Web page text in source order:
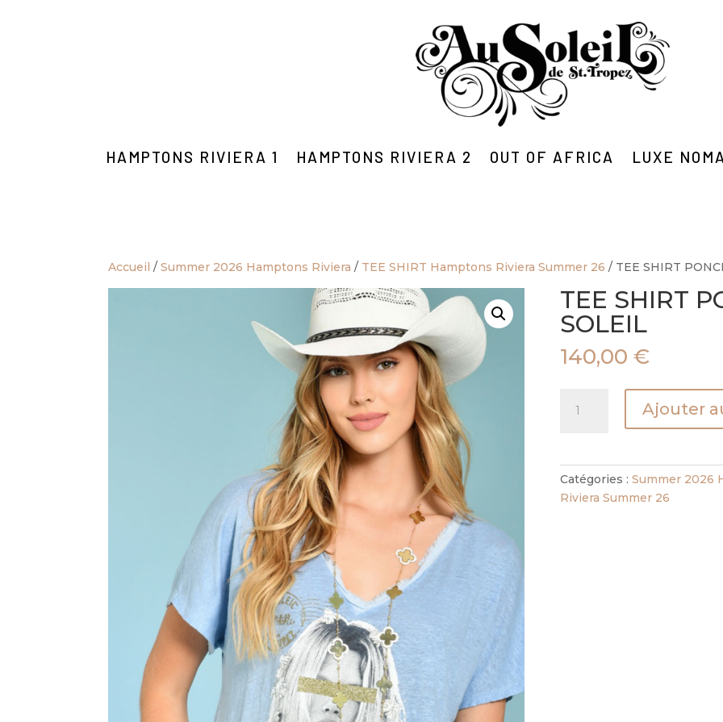
HAMPTONS RIVIERA 1 HAMPTONS RIVIERA 2 OUT OF AFRICA LUXE
Accueil /Summer 2026 Hamptons Riviera / TEE SHIRT Hamptons Riviera Summer 26 / TEE SHIRT
TEE SHIRT
SOLEIL
140,00 €
Ajouter
Catégories : Summer 2026
Riviera Summer 26